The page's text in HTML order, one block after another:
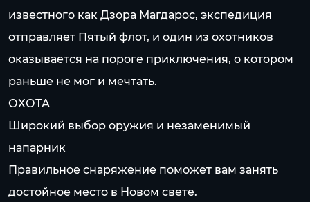
известного как Дзора Магдарос, экспедиция
отправляет Пятый флот, и один из охотников
оказывается на пороге приключения, о котором
раньше не мог и мечтать.
ОХОТА
Широкий выбор оружия и незаменимый
напарник
Правильное снаряжение поможет вам занять
достойное место в Новом свете.